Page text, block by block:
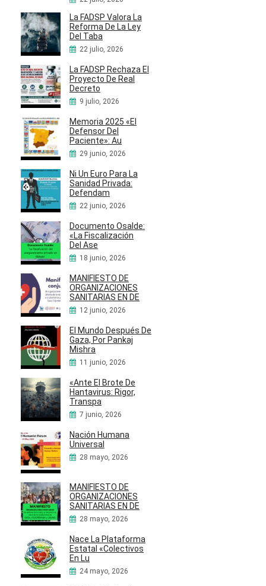
La FADSP Valora La
Reforma De La Ley
Del Taba
22 julio, 2026
La FADSP Rechaza El
Proyecto De Real
Decreto
9 julio, 2026
Memoria 2025 «El
Defensor Del
Paciente»: Au
29 junio, 2026
Ni Un Euro Para La
Sanidad Privada:
Defendam
22 junio, 2026
Documento Osalde:
«La Fiscalización
Del Ase
18 junio, 2026
MANIFIESTO DE
ORGANIZACIONES
SANITARIAS EN DE
12 junio, 2026
El Mundo Después De
Gaza, Por Pankaj
Mishra
11 junio, 2026
«Ante El Brote De
Hantavirus: Rigor,
Transpa
7 junio, 2026
Nación Humana
Universal
28 mayo, 2026
MANIFIESTO DE
ORGANIZACIONES
SANITARIAS EN DE
28 mayo, 2026
Nace La Plataforma
Estatal «Colectivos
En Lu
24 mayo, 2026